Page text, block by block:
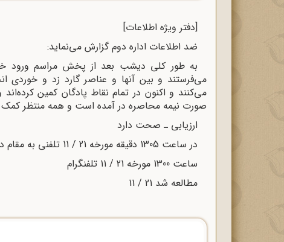
[دفتر ویژه اطلاعات]
ضد اطلاعات اداره دوم گزارش می‌نماید:
به طور کلى دیشب بعد از پخش مراسم ورود
می‌فرستند و بین آنها و عناصر گارد زد و خوردى
مى‌کنند و اکنون در تمام نقاط پادگان کمین
صورت نیمه محاصره در آمده است و همه منتظر کمک
ارزیابى ـ صحت دارد
در ساعت 1305 دقیقه مورخه 21 / 11 تلفنى به مقام دربار اطلاع داده شد.
ساعت 1300 مورخه 21 / 11 تلفنگرام
مطالعه شد 21 / 11